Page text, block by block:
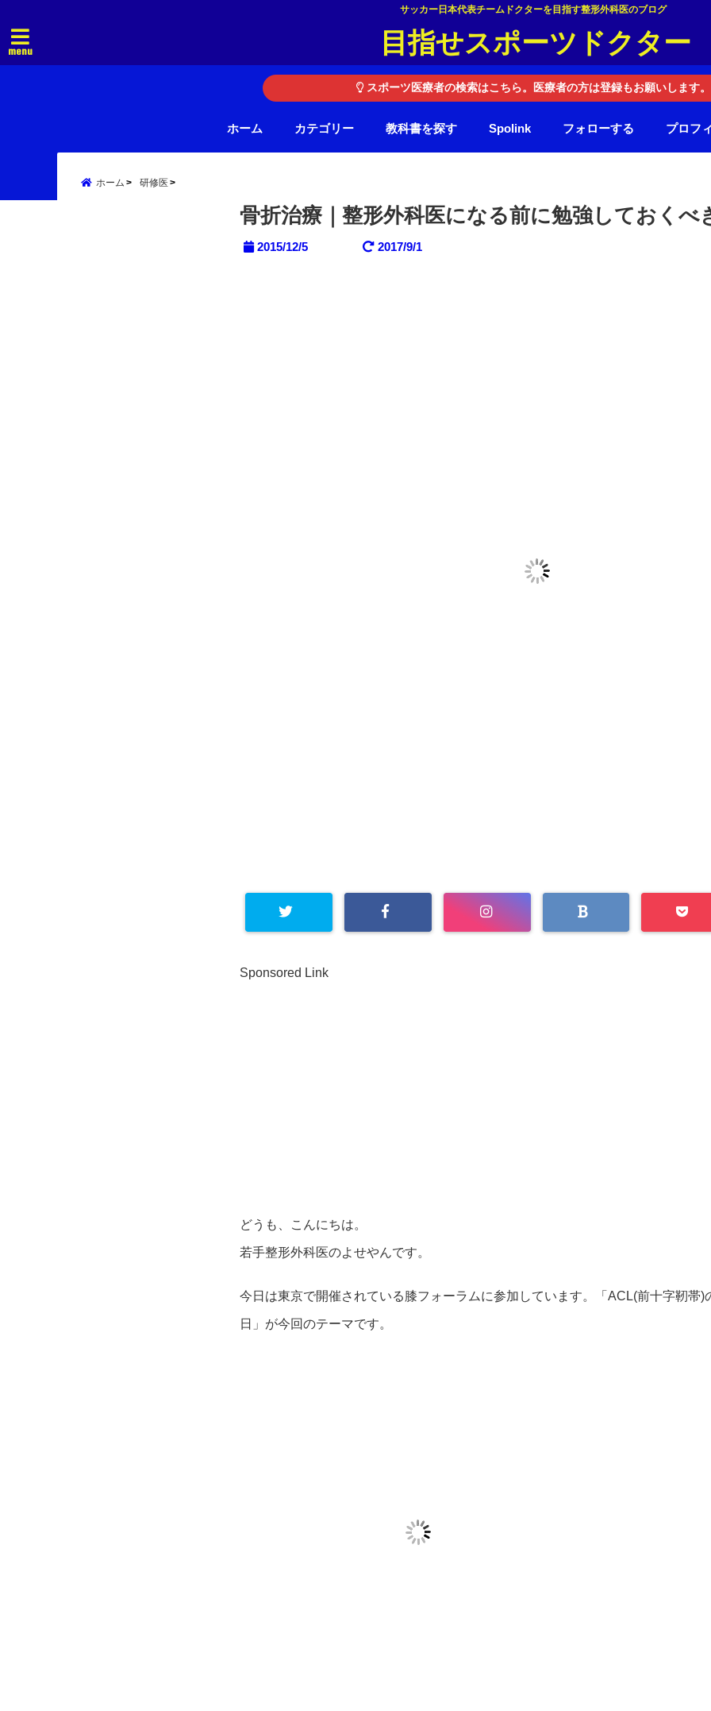
サッカー日本代表チームドクターを目指す整形外科医のブログ
menu 目指せスポーツドクター
スポーツ医療者の検索はこちら。医療者の方は登録もお願いします。
ホーム カテゴリー 教科書を探す Spolink フォローする プロフ
ホーム 研修医
骨折治療｜整形外科医になる前に勉強しておくべ
2015/12/5 2017/9/1
Sponsored Link
どうも、こんにちは。
若手整形外科医のよせやんです。
今日は東京で開催されている膝フォーラムに参加しています。「ACL(前十字靭帯)
日」が今回のテーマです。